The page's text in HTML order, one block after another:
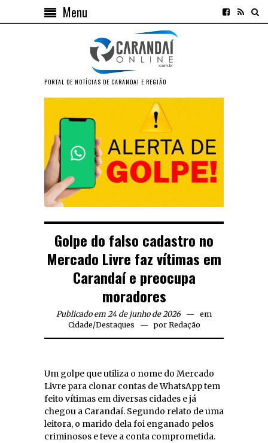
Menu
PORTAL DE NOTÍCIAS DE CARANDAI E REGIÃO
Golpe do falso cadastro no
Mercado Livre faz vítimas em
Carandaí e preocupa
moradores
Publicado em 24 de junho de 2026
em
Cidade/Destaques por Redação
Um golpe que utiliza o nome do Mercado
Livre para clonar contas de WhatsApp tem
feito vítimas em diversas cidades e já
chegou a Carandaí. Segundo relato de uma
leitora, o marido dela foi enganado pelos
criminosos e teve a conta comprometida.